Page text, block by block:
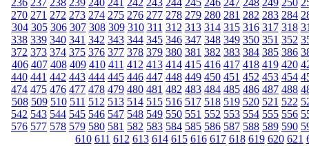
236 237 238 239 240 241 242 243 244 245 246 247 248 249 250
270 271 272 273 274 275 276 277 278 279 280 281 282 283 284
304 305 306 307 308 309 310 311 312 313 314 315 316 317 318
338 339 340 341 342 343 344 345 346 347 348 349 350 351 352
372 373 374 375 376 377 378 379 380 381 382 383 384 385 386
406 407 408 409 410 411 412 413 414 415 416 417 418 419 420
440 441 442 443 444 445 446 447 448 449 450 451 452 453 454
474 475 476 477 478 479 480 481 482 483 484 485 486 487 488
508 509 510 511 512 513 514 515 516 517 518 519 520 521 522
542 543 544 545 546 547 548 549 550 551 552 553 554 555 556
576 577 578 579 580 581 582 583 584 585 586 587 588 589 590
610 611 612 613 614 615 616 617 618 619 620 621